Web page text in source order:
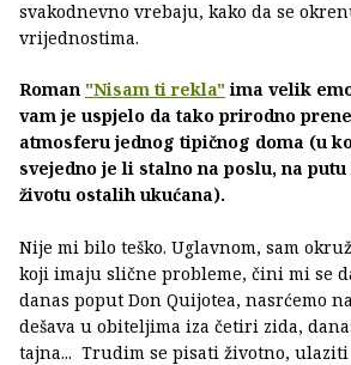
svakodnevno vrebaju, kako da se
vrijednostima.
Roman "Nisam ti rekla"ima velik
vam je uspjelo da tako prirodno
atmosferu jednog tipičnog doma (u
svejedno je li stalno na poslu, na
životu ostalih ukućana).
Nije mi bilo teško. Uglavnom, sam
koji imaju slične probleme, čini mi se
danas poput Don Quijotea, nasrćemo
dešava u obiteljima iza četiri zida,
tajna... Trudim se pisati životno,